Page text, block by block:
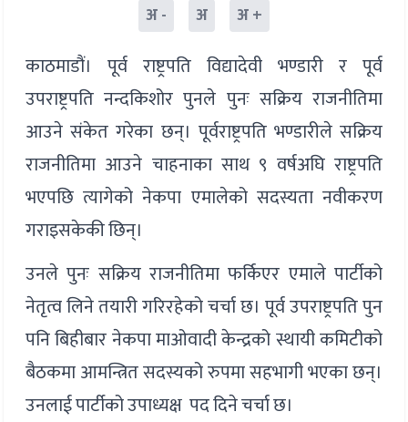
अ - अ अ +
काठमाडौं। पूर्व राष्ट्रपति विद्यादेवी भण्डारी र पूर्व
उपराष्ट्रपति नन्दकिशोर पुनले पुनः सक्रिय राजनीतिमा
आउने संकेत गरेका छन्। पूर्वराष्ट्रपति भण्डारीले सक्रिय
राजनीतिमा आउने चाहनाका साथ ९ वर्षअघि राष्ट्रपति
भएपछि त्यागेको नेकपा एमालेको सदस्यता नवीकरण
गराइसकेकी छिन्।
उनले पुनः सक्रिय राजनीतिमा फर्किएर एमाले पार्टीको
नेतृत्व लिने तयारी गरिरहेको चर्चा छ। पूर्व उपराष्ट्रपति पुन
पनि बिहीबार नेकपा माओवादी केन्द्रको स्थायी कमिटीको
बैठकमा आमन्त्रित सदस्यको रुपमा सहभागी भएका छन्।
उनलाई पार्टीको उपाध्यक्ष पद दिने चर्चा छ।